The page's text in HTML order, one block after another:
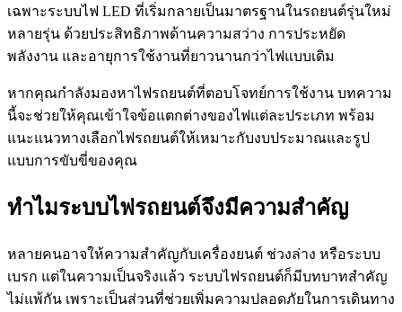
เฉพาะระบบไฟ LED ที่เริ่มกลายเป็นมาตรฐานในรถยนต์รุ่นใหม่
หลายรุ่น ด้วยประสิทธิภาพด้านความสว่าง การประหยัด
พลังงาน และอายุการใช้งานที่ยาวนานกว่าไฟแบบเดิม
หากคุณกำลังมองหาไฟรถยนต์ที่ตอบโจทย์การใช้งาน บทความ
นี้จะช่วยให้คุณเข้าใจข้อแตกต่างของไฟแต่ละประเภท พร้อม
แนะแนวทางเลือกไฟรถยนต์ให้เหมาะกับงบประมาณและรูป
แบบการขับขี่ของคุณ
ทำไมระบบไฟรถยนต์จึงมีความสำคัญ
หลายคนอาจให้ความสำคัญกับเครื่องยนต์ ช่วงล่าง หรือระบบ
เบรก แต่ในความเป็นจริงแล้ว ระบบไฟรถยนต์ก็มีบทบาทสำคัญ
ไม่แพ้กัน เพราะเป็นส่วนที่ช่วยเพิ่มความปลอดภัยในการเดินทาง